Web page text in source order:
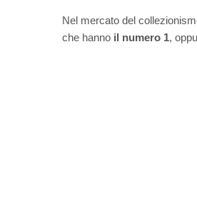
Nel mercato del
che hanno il numero 1,